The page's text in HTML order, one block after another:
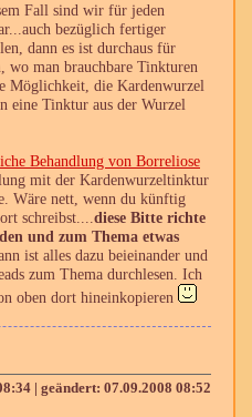
Fall sind wir für jeden
bezüglich fertiger
dann es ist durchaus für
wo man brauchbare Tinkturen
Möglichkeit, die Kardenwurzel
eine Tinktur aus der Wurzel
Behandlung von Borreliose
mit der Kardenwurzeltinktur
Wäre nett, wenn du künftig
schreibst.... diese Bitte richte
und zum Thema etwas
ist alles dazu beieinander und
zum Thema durchlesen. Ich
oben dort hineinkopieren
| geändert: 07.09.2008 08:52